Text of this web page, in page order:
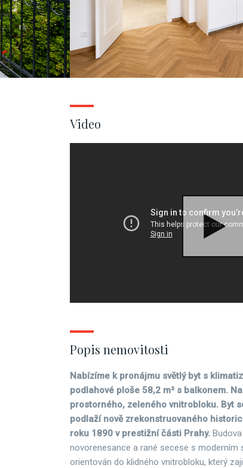
Video
Popis nemovitosti
Nabízíme k pronájmu světlý byt s
podlahové ploše 58,2 m² s balkonem.
prostorného, zeleného vnitrobloku. Byt
podlaží nově zrekonstruovaného
roku 1890 v prestižní části Prahy.
novorenesance a rané secese s moderním
orientován do klidného vnitrobloku, který